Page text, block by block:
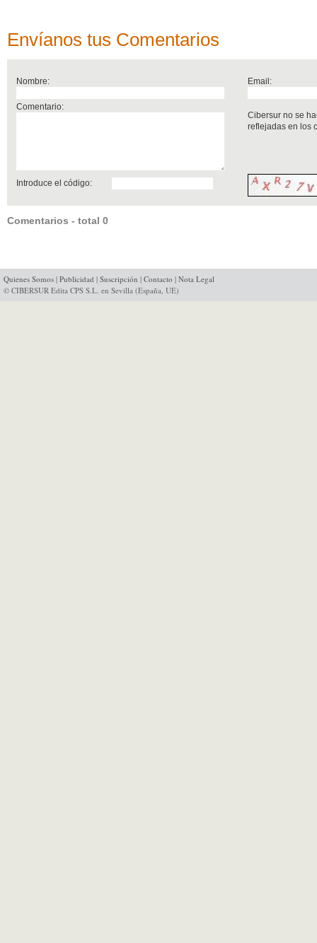
Envíanos tus Comentarios
Nombre: Email:
Comentario:
Cibersur no se
reflejadas en los
Introduce el código:
Comentarios - total 0
Quienes Somos | Publicidad | Suscripción | Contacto | Nota Legal
© CIBERSUR Edita CPS S.L. en Sevilla (España, UE)